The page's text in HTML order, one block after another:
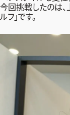
会員限
今回挑戦したのは、
ルフ」です。